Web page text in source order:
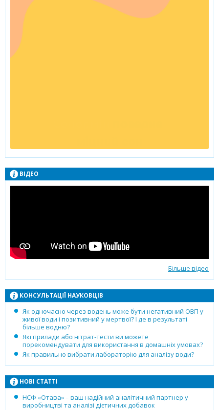
ВІДЕО
Більше відео
КОНСУЛЬТАЦІЇ НАУКОВЦІВ
Як одночасно через водень може бути негативний ОВП у
живої води і позитивний у мертвої? І де в результаті
більше водню?
Які прилади або нітрат-тести ви можете
порекомендувати для використання в домашніх умовах?
Як правильно вибрати лабораторію для аналізу води?
НОВІ СТАТТІ
НСФ «Отава» – ваш надійний аналітичний партнер у
виробництві та аналізі дієтичних добавок